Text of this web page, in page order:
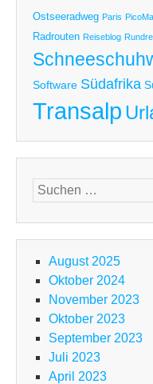
Ostseeradweg Paris
Radrouten Reiseblog
Software Südafrika
Transalp
Suchen
nach:
August 2025
Oktober 2024
November 2023
Oktober 2023
September 2023
Juli 2023
April 2023